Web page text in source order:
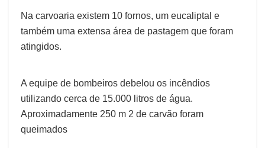
Na carvoaria existem 10 fornos, um eucaliptal e
também uma extensa área de pastagem que foram
atingidos.
A equipe de bombeiros debelou os incêndios
utilizando cerca de 15.000 litros de água.
Aproximadamente 250 m 2 de carvão foram
queimados